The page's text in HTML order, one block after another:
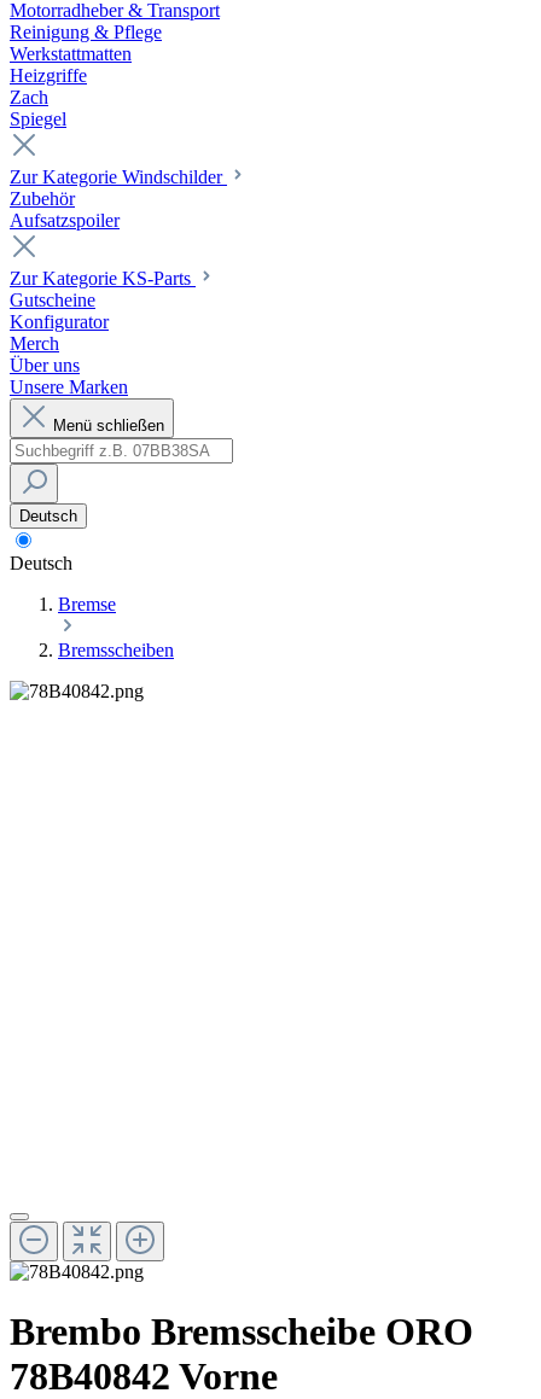
Motorradheber & Transport
Reinigung & Pflege
Werkstattmatten
Heizgriffe
Zach
Spiegel
Zur Kategorie Windschilder
Zubehör
Aufsatzspoiler
Zur Kategorie KS-Parts
Gutscheine
Konfigurator
Merch
Über uns
Unsere Marken
Menü schließen
Deutsch
Deutsch
Bremse
Bremsscheiben
Brembo Bremsscheibe ORO
78B40842 Vorne